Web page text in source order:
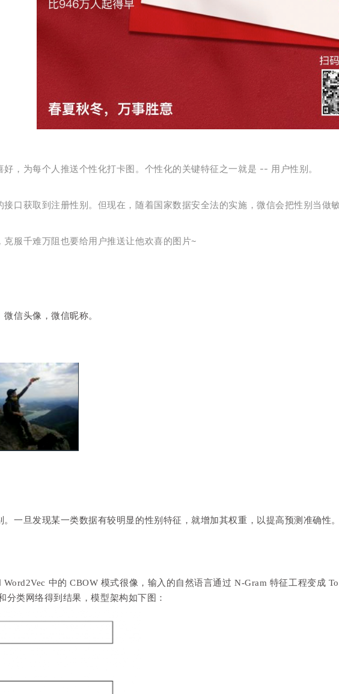
，为每个人推送个性化打卡图。 个性化的关键特征之一就是 -- 用户性别。
口获取到注册性别。但现在，随着国家数据安全法的实施，微信会把性别当做敏
服千难万阻也要给用户推送让他欢喜的图片~
信头像，微信昵称。
一旦发现某一类数据有较明显的性别特征，就增加其权重，以提高预测准确性。
中的 CBOW 模式很像，输入的自然语言通过 N-Gram 特征工程变成
类网络得到结果，模型架构如下图：